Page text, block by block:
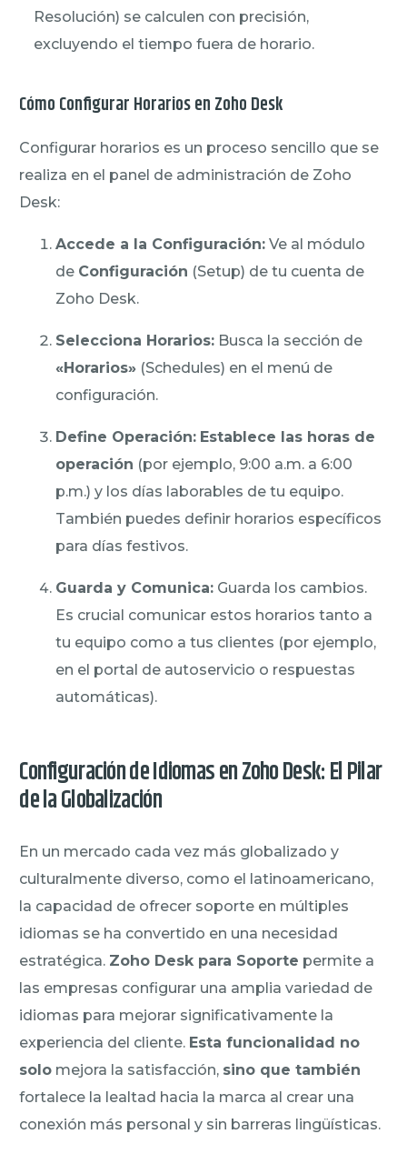
Resolución) se calculen con precisión,
excluyendo el tiempo fuera de horario.
Cómo Configurar Horarios en Zoho Desk
Configurar horarios es un proceso sencillo que se
realiza en el panel de administración de Zoho
Desk:
Accede a la Configuración: Ve al módulo
de Configuración (Setup) de tu cuenta de
Zoho Desk.
Selecciona Horarios: Busca la sección de
«Horarios» (Schedules) en el menú de
configuración.
Define Operación: Establece las horas de
operación (por ejemplo, 9:00 a.m. a 6:00
p.m.) y los días laborables de tu equipo.
También puedes definir horarios específicos
para días festivos.
Guarda y Comunica: Guarda los cambios.
Es crucial comunicar estos horarios tanto a
tu equipo como a tus clientes (por ejemplo,
en el portal de autoservicio o respuestas
automáticas).
Configuración de Idiomas en Zoho Desk: El Pilar
de la Globalización
En un mercado cada vez más globalizado y
culturalmente diverso, como el latinoamericano,
la capacidad de ofrecer soporte en múltiples
idiomas se ha convertido en una necesidad
estratégica. Zoho Desk para Soporte permite a
las empresas configurar una amplia variedad de
idiomas para mejorar significativamente la
experiencia del cliente. Esta funcionalidad no
solo mejora la satisfacción, sino que también
fortalece la lealtad hacia la marca al crear una
conexión más personal y sin barreras lingüísticas.